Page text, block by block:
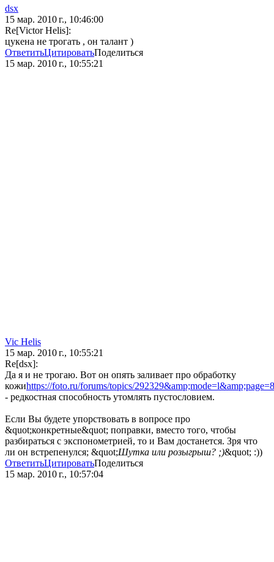
dsx
15 мар. 2010 г., 10:46:00
Re[Victor Helis]:
цукена не трогать , он талант )
ОтветитьЦитироватьПоделиться
15 мар. 2010 г., 10:55:21
Vic Hеlis
15 мар. 2010 г., 10:55:21
Re[dsx]:
Да я и не трогаю. Вот он опять заливает про обработку
кожиhttps://foto.ru/forums/topics/292329&amp;mode=l&amp;page=8
- редкостная способность утомлять пустословием.
Если Вы будете упорствовать в вопросе про
&quot;конкретные&quot; поправки, вместо того, чтобы
разбираться с экспонометрией, то и Вам достанется. Зря что
ли он встрепенулся; &quot;Шутка или розыгрыш? ;)&quot; :))
ОтветитьЦитироватьПоделиться
15 мар. 2010 г., 10:57:04